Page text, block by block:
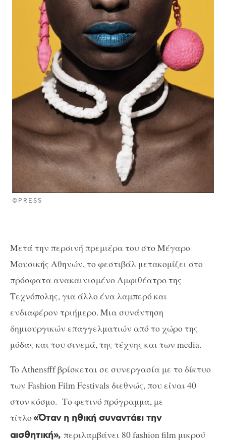
©PRESS
Μετά την περσινή πρεμιέρα του στο Μέγαρο
Μουσικής Αθηνών, το φεστιβάλ μετακομίζει στο
πρόσφατα ανακαινισμένο Αμφιθέατρο της
Τεχνόπολης, για άλλο ένα λαμπερό και
ενδιαφέρον τριήμερο. Μια συνάντηση
δημιουργικών επαγγελματιών από το χώρο της
μόδας και του σινεμά, της τέχνης και των media.
To Athensfff βρίσκεται σε συνεργασία με το δίκτυο
των Fashion Film Festivals διεθνώς, που είναι 40
στον κόσμο. Το φετινό πρόγραμμα, με
τίτλο«Όταν η ηθική συναντάει την
αισθητική», περιλαμβάνει 80 fashion film μικρού